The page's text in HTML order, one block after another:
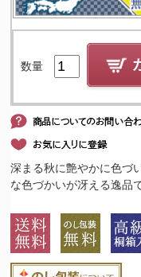
数量
深まる秋に艶やかに色づ
な色づかいが冴える逸品